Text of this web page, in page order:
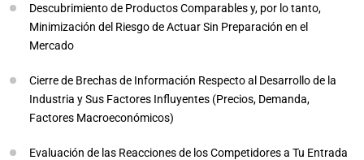
Descubrimiento de Productos Comparables y, por lo tanto,
Minimización del Riesgo de Actuar Sin Preparación en el
Mercado
Cierre de Brechas de Información Respecto al Desarrollo de la
Industria y Sus Factores Influyentes (Precios, Demanda,
Factores Macroeconómicos)
Evaluación de las Reacciones de los Competidores a Tu Entrada